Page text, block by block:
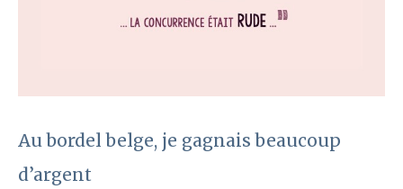
Au bordel belge, je gagnais beaucoup
d’argent